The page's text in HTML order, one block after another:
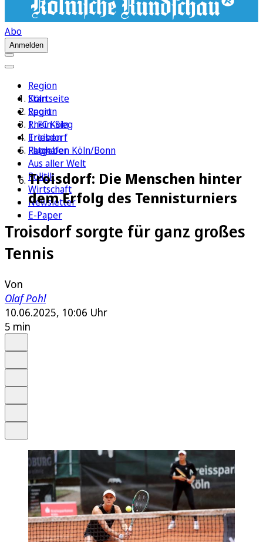
Abo
Anmelden
Region
Köln
Sport
1. FC Köln
Erleben
Ratgeber
Aus aller Welt
Politik
Wirtschaft
Newsletter
E-Paper
Startseite
Region
Rhein-Sieg
Troisdorf
Flughafen Köln/Bonn
Troisdorf: Die Menschen hinter
dem Erfolg des Tennisturniers
Troisdorf sorgte für ganz großes
Tennis
Von
Olaf Pohl
10.06.2025, 10:06 Uhr
5 min